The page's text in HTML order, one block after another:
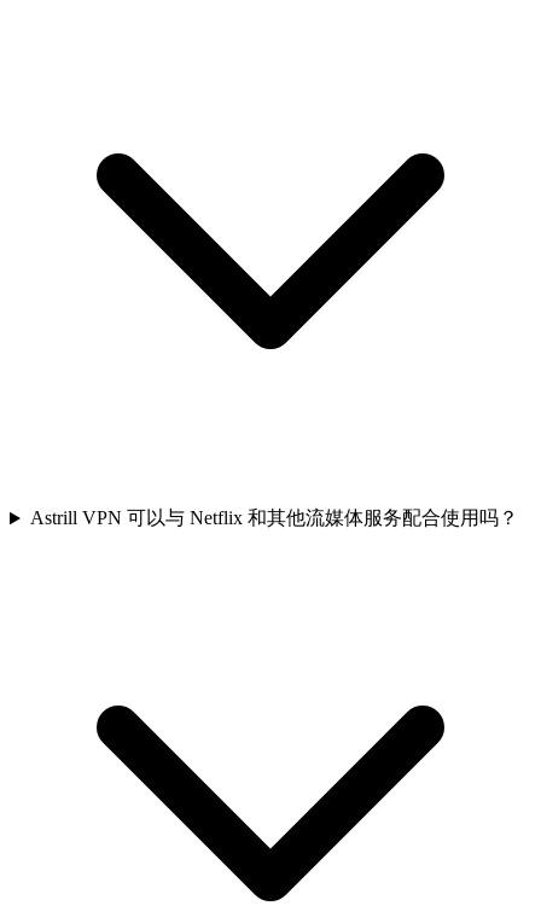
Astrill VPN 可以与 Netflix 和其他流媒体服务配合使用吗？